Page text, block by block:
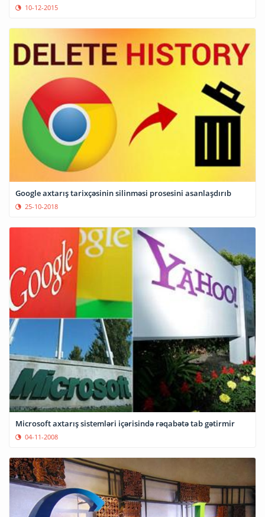
10-12-2015
Google axtarış tarixçəsinin silinməsi prosesini asanlaşdırıb
25-10-2018
Microsoft axtarış sistemləri içərisində rəqabətə tab gətirmir
04-11-2008